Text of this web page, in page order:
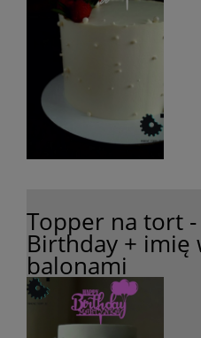
Topper na tort -
Birthday + imię
balonami